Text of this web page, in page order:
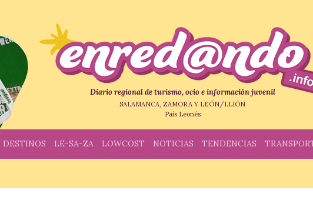
Diario regional de turismo, ocio e información juvenil
SALAMANCA, ZAMORA Y LEÓN/LLIÓN
País Leonés
DESTINOS LE-SA-ZA LOWCOST NOTICIAS TENDENCIAS